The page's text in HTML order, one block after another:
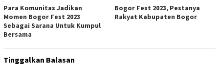
Para Komunitas Jadikan
Momen Bogor Fest 2023
Sebagai Sarana Untuk Kumpul
Bersama
Bogor Fest 2023, Pestanya
Rakyat Kabupaten Bogor
Tinggalkan Balasan